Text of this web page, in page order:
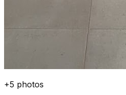
+5 photos